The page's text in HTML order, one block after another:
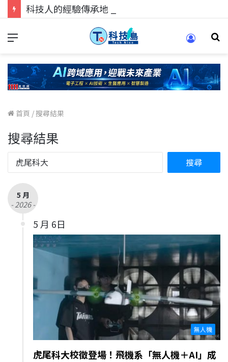
首頁 /搜尋結果
搜尋結果
5 月
- 2026 -
5 月 6日
無人機
虎尾科大校徵登場！飛機系「無人機＋AI」成